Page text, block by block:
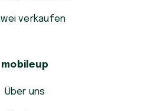
verkaufen
mobileup
Über uns